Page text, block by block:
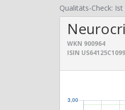
Qualitäts-Check:
WKN 900964
ISIN US64125C1099